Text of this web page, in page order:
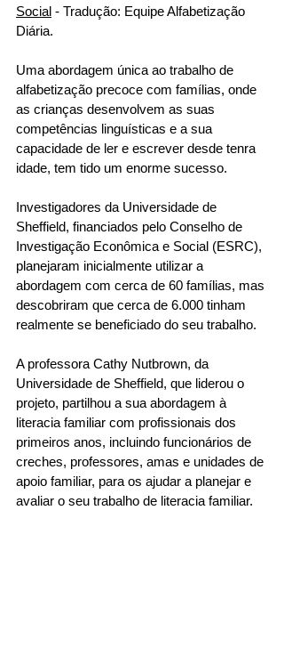
Social - Tradução: Equipe Alfabetização
Diária.
Uma abordagem única ao trabalho de
alfabetização precoce com famílias, onde
as crianças desenvolvem as suas
competências linguísticas e a sua
capacidade de ler e escrever desde tenra
idade, tem tido um enorme sucesso.
Investigadores da Universidade de
Sheffield, financiados pelo Conselho de
Investigação Econômica e Social (ESRC),
planejaram inicialmente utilizar a
abordagem com cerca de 60 famílias, mas
descobriram que cerca de 6.000 tinham
realmente se beneficiado do seu trabalho.
A professora Cathy Nutbrown, da
Universidade de Sheffield, que liderou o
projeto, partilhou a sua abordagem à
literacia familiar com profissionais dos
primeiros anos, incluindo funcionários de
creches, professores, amas e unidades de
apoio familiar, para os ajudar a planejar e
avaliar o seu trabalho de literacia familiar.